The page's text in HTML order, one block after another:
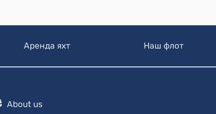
Аренда яхт Наш флот
About us